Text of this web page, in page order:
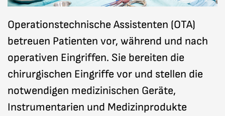
Operationstechnische Assistenten (OTA)
betreuen Patienten vor, während und nach
operativen Eingriffen. Sie bereiten die
chirurgischen Eingriffe vor und stellen die
notwendigen medizinischen Geräte,
Instrumentarien und Medizinprodukte